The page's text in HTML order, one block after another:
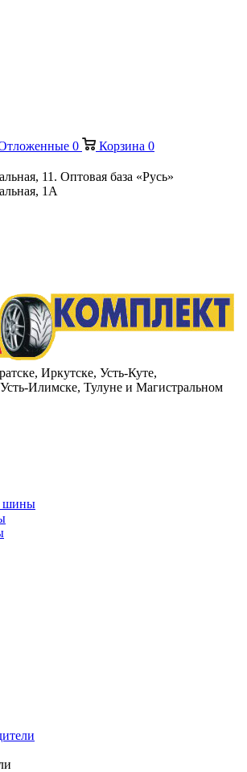
0 Корзина 0
11. Оптовая база «Русь»
1А
Иркутске, Усть-Куте,
Илимске, Тулуне и Магистральном
шины